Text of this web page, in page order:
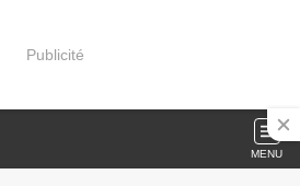
Publicité
MENU